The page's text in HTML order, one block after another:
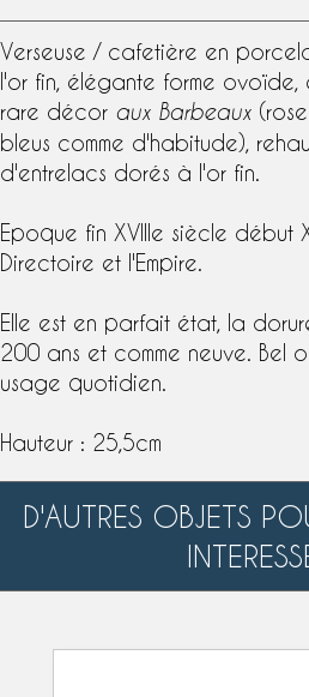
Verseuse / cafetière en
l'or fin, élégante forme
rare décor aux Barbeaux
bleus comme d'habitude),
d'entrelacs dorés à l'or fin.
Epoque fin XVIIIe siècle début
Directoire et l'Empire
Elle est en parfait état, la
200 ans et comme neuve. Bel
usage quotidien.
Hauteur : 25,5cm
D'AUTRES OBJETS